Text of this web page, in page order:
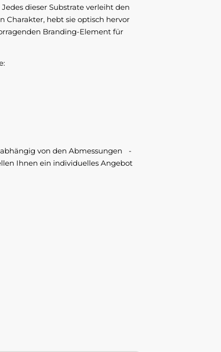
dieser Substrate verleiht den
Charakter, hebt sie optisch hervor
Branding-Element für
abhängig von den Abmessungen -
Ihnen ein individuelles Angebot